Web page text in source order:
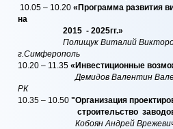
10.05 – 10.20 «Программа развития
на
2015 - 2025гг.»
Полищук Виталий
г.Симферополь
10.20 – 11.35 «Инвестиционные
Демидов Валентин
РК
10.35 – 10.50 "Организация
строительство заводов для
Кобоян Андрей